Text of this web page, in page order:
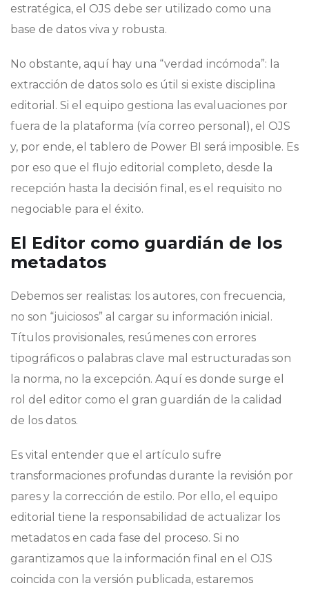
estratégica, el OJS debe ser utilizado como una
base de datos viva y robusta.
No obstante, aquí hay una “verdad incómoda”: la
extracción de datos solo es útil si existe disciplina
editorial. Si el equipo gestiona las evaluaciones por
fuera de la plataforma (vía correo personal), el OJS
y, por ende, el tablero de Power BI será imposible. Es
por eso que el flujo editorial completo, desde la
recepción hasta la decisión final, es el requisito no
negociable para el éxito.
El Editor como guardián de los
metadatos
Debemos ser realistas: los autores, con frecuencia,
no son “juiciosos” al cargar su información inicial.
Títulos provisionales, resúmenes con errores
tipográficos o palabras clave mal estructuradas son
la norma, no la excepción. Aquí es donde surge el
rol del editor como el gran guardián de la calidad
de los datos.
Es vital entender que el artículo sufre
transformaciones profundas durante la revisión por
pares y la corrección de estilo. Por ello, el equipo
editorial tiene la responsabilidad de actualizar los
metadatos en cada fase del proceso. Si no
garantizamos que la información final en el OJS
coincida con la versión publicada, estaremos